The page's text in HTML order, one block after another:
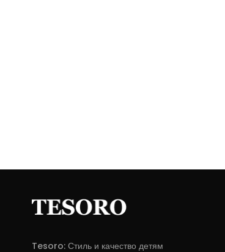
Tesoro: Стиль и качество детям